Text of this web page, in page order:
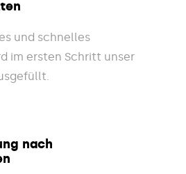
und schnelles
im ersten Schritt unser
nach